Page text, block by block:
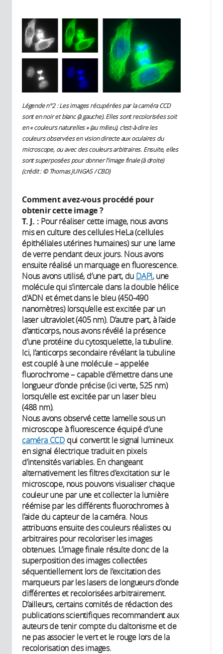
Légende n°2 : Les images récupérées par la caméra CCD
sont en noir et blanc (à gauche). Elles sont recolorisées soit
en « couleurs naturelles » (au milieu), c’est-à-dire les
couleurs observées en vision directe aux oculaires du
microscope, ou avec des couleurs arbitraires. Ensuite, elles
sont superposées pour donner l’image finale (à droite)
(crédit : © Thomas JUNGAS / CBD)
Comment avez-vous procédé pour
obtenir cette image ?
T. J. : Pour réaliser cette image, nous avons
mis en culture des cellules HeLa (cellules
épithéliales utérines humaines) sur une lame
de verre pendant deux jours. Nous avons
ensuite réalisé un marquage en fluorescence.
Nous avons utilisé, d’une part, du DAPI, une
molécule qui s’intercale dans la double hélice
d’ADN et émet dans le bleu (450-490
nanomètres) lorsqu’elle est excitée par un
laser ultraviolet (405 nm). D’autre part, à l’aide
d’anticorps, nous avons révélé la présence
d’une protéine du cytosquelette, la tubuline.
Ici, l’anticorps secondaire révélant la tubuline
est couplé à une molécule – appelée
fluorochrome – capable d’émettre dans une
longueur d’onde précise (ici verte, 525 nm)
lorsqu’elle est excitée par un laser bleu
(488 nm).
Nous avons observé cette lamelle sous un
microscope à fluorescence équipé d’une
caméra CCD qui convertit le signal lumineux
en signal électrique traduit en pixels
d’intensités variables. En changeant
alternativement les filtres d’excitation sur le
microscope, nous pouvons visualiser chaque
couleur une par une et collecter la lumière
réémise par les différents fluorochromes à
l’aide du capteur de la caméra. Nous
attribuons ensuite des couleurs réalistes ou
arbitraires pour recoloriser les images
obtenues. L’image finale résulte donc de la
superposition des images collectées
séquentiellement lors de l’excitation des
marqueurs par les lasers de longueurs d’onde
différentes et recolorisées arbitrairement.
D’ailleurs, certains comités de rédaction des
publications scientifiques recommandent aux
auteurs de tenir compte du daltonisme et de
ne pas associer le vert et le rouge lors de la
recolorisation des images.